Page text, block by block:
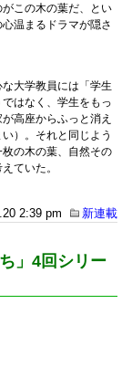
この木の葉だ、とい
温まるドラマが隠さ
大学教員には「学生
はなく、学生をもっ
高座からふっと消え
）。それと同じよう
の木の葉、自然その
ていた。
2:39 pm 新連載
」4回シリー